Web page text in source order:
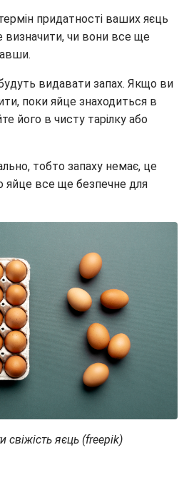
придатності ваших яєць
визначити, чи вони все ще
будуть видавати запах. Якщо ви
поки яйце знаходиться в
його в чисту тарілку або
тобто запаху немає, це
яйце все ще безпечне для
свіжість яєць (freepik)